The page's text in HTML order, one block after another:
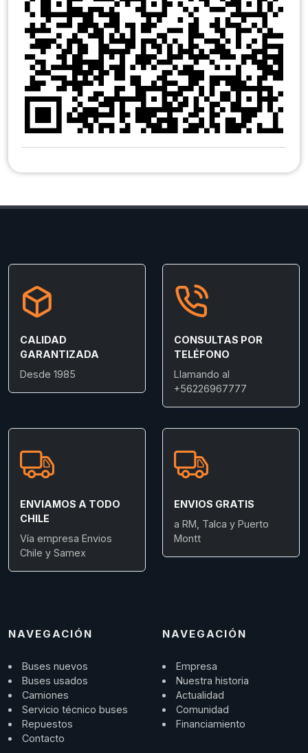
CALIDAD
GARANTIZADA
Desde 1985
CONSULTAS POR
TELÉFONO
Llamando al
+56226967777
ENVIAMOS A TODO
CHILE
Vía empresa Envios
Chile y Samex
ENVIOS GRATIS
a RM, Talca y Puerto
Montt
NAVEGACIÓN
Buses nuevos
Buses usados
Camiones
Servicio técnico buses
Repuestos
Contacto
NAVEGACIÓN
Empresa
Nuestra historia
Actualidad
Comunidad
Financiamiento